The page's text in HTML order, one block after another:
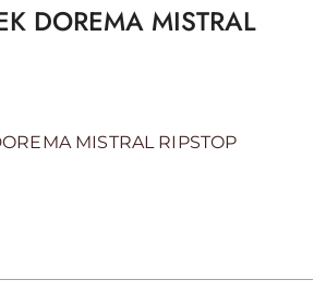
DOREMA MISTRAL
MISTRAL RIPSTOP